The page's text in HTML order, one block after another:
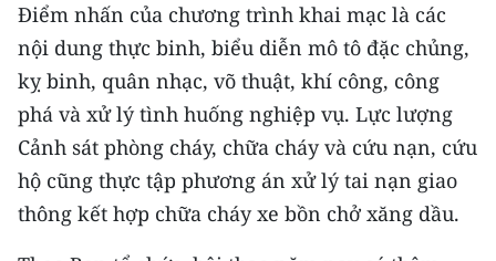
Media Pháp luật
Media Du lịch
Media Thế giới
Media Thể thao
Media Giáo dục
Điểm nhấn của chương trình khai mạc là các
nội dung thực binh, biểu diễn mô tô đặc chủng,
kỵ binh, quân nhạc, võ thuật, khí công, công
phá và xử lý tình huống nghiệp vụ. Lực lượng
Cảnh sát phòng cháy, chữa cháy và cứu nạn, cứu
hộ cũng thực tập phương án xử lý tai nạn giao
thông kết hợp chữa cháy xe bồn chở xăng dầu.